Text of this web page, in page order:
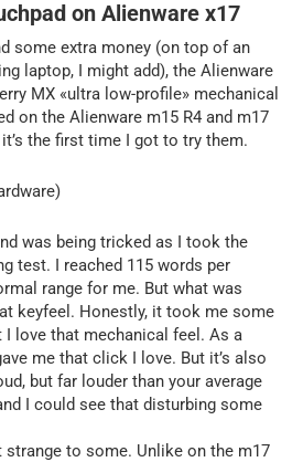
on Alienware x17
some extra money (on top of an
laptop, I might add), the Alienware
MX «ultra low-profile» mechanical
on the Alienware m15 R4 and m17
the first time I got to try them.
was being tricked as I took the
test. I reached 115 words per
range for me. But what was
keyfeel. Honestly, it took me some
love that mechanical feel. As a
me that click I love. But it’s also
but far louder than your average
I could see that disturbing some
strange to some. Unlike on the m17